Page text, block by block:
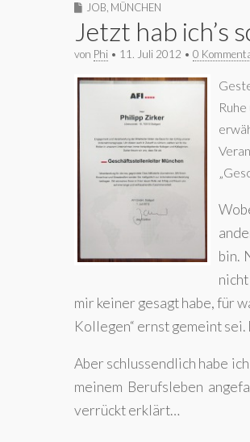
JOB, MÜNCHEN
Jetzt hab ich’s
von Phi • 11. Juli 2012 • 0
bin.
mir keiner gesagt habe, für
Kollegen“ ernst gemeint
Aber schlussendlich habe
meinem Berufsleben
verrückt erklärt…